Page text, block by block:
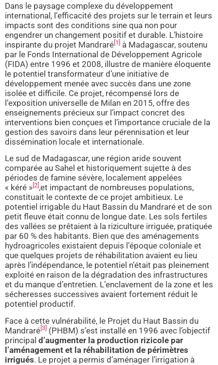
Dans le paysage complexe du développement
international, l’efficacité des projets sur le terrain et leurs
impacts sont des conditions sine qua non pour
engendrer un changement positif et durable. L’histoire
inspirante du projet Mandraré[1] à Madagascar, soutenu
par le Fonds International de Développement Agricole
(FIDA) entre 1996 et 2008, illustre de manière éloquente
le potentiel transformateur d’une initiative de
développement menée avec succès dans une zone
isolée et difficile. Ce projet, récompensé lors de
l’exposition universelle de Milan en 2015, offre des
enseignements précieux sur l’impact concret des
interventions bien conçues et l’importance cruciale de la
gestion des savoirs dans leur pérennisation et leur
dissémination locale et internationale.
Le sud de Madagascar, une région aride souvent
comparée au Sahel et historiquement sujette à des
périodes de famine sévère, localement appelées
« kéré » [2] ,et impactant de nombreuses populations,
constituait le contexte de ce projet ambitieux. Le
potentiel irrigable du Haut Bassin du Mandraré et de son
petit fleuve était connu de longue date. Les sols fertiles
des vallées se prêtaient à la riziculture irriguée, pratiquée
par 60 % des habitants. Bien que des aménagements
hydroagricoles existaient depuis l’époque coloniale et
que quelques projets de réhabilitation avaient eu lieu
après l’indépendance, le potentiel n’était pas pleinement
exploité en raison de la dégradation des infrastructures
et du manque d’entretien. L’enclavement de la zone et les
sécheresses successives avaient fortement réduit le
potentiel productif.
Face à cette vulnérabilité, le Projet du Haut Bassin du
Mandraré [3] (PHBM) s’est installé en 1996 avec l’objectif
principal d’augmenter la production rizicole par
l’aménagement et la réhabilitation de périmètres
irrigués. Le projet a permis d’aménager l’irrigation à